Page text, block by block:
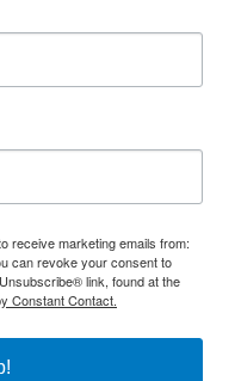
receive marketing emails from:
can revoke your consent to
link, found at the
Constant Contact.